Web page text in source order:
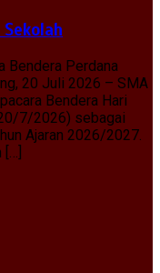
Bendera Perdana
20 Juli 2026 – SMA
Bendera Hari
7/2026) sebagai
Ajaran 2026/2027.